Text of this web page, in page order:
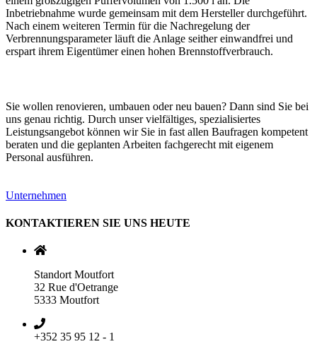
Inbetriebnahme wurde gemeinsam mit dem Hersteller durchgeführt.
Nach einem weiteren Termin für die Nachregelung der
Verbrennungsparameter läuft die Anlage seither einwandfrei und
erspart ihrem Eigentümer einen hohen Brennstoffverbrauch.
Sie wollen renovieren, umbauen oder neu bauen? Dann sind Sie bei
uns genau richtig. Durch unser vielfältiges, spezialisiertes
Leistungsangebot können wir Sie in fast allen Baufragen kompetent
beraten und die geplanten Arbeiten fachgerecht mit eigenem
Personal ausführen.
Unternehmen
KONTAKTIEREN SIE UNS HEUTE
Standort Moutfort
32 Rue d'Oetrange
5333 Moutfort
+352 35 95 12 - 1